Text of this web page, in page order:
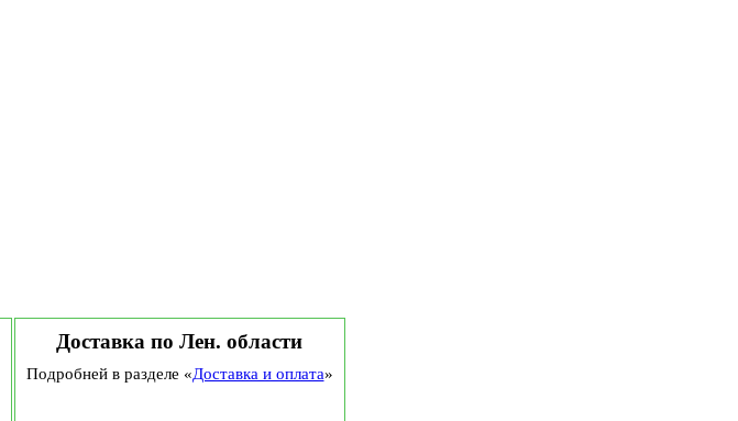
Доставка по Лен. области
Подробней в разделе «Доставка и оплата»